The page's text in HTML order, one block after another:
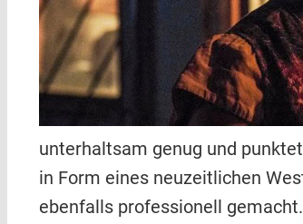
unterhaltsam genug und
in Form eines neuzeitlichen
ebenfalls professionell